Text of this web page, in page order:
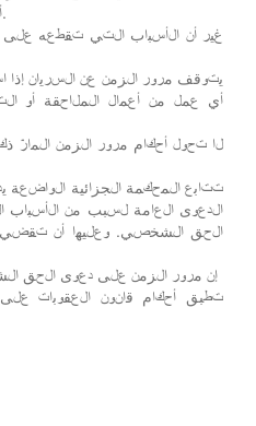
أيضا على دعوى الحق الشخصي.
غير أن الأسباب التي تقطعه
أي عمل من أعمال الملاحقة أو
الدعوى العامة لسبب من الأسباب
الحق الشخصي. وعليها أن تقضي
- إن مرور الزمن على دعوى الحق